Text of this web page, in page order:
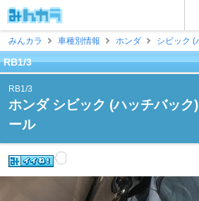
みんカラ
車種別情報 ホンダ シビック (
RB1/3
RB1/3
ホンダ シビック (ハッチバック
ール